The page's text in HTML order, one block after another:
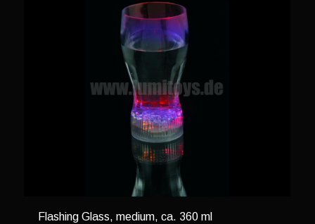
Flashing Glass, medium, ca. 360 ml